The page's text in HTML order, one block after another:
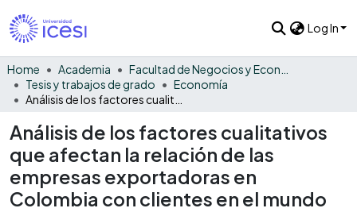
Log In
Home Academia
Tesis y trabajos de grado
Economía
Análisis de los factores cualitativos
que afectan la relación de las
empresas exportadoras en
Colombia con clientes en el mundo